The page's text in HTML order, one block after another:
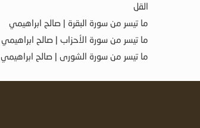
القل
ما تيسر من سورة البقرة | صالح ابراهيمي
ما تيسر من سورة الأحزاب | صالح ابراهيمي
ما تيسر من سورة الشورى | صالح ابراهيمي